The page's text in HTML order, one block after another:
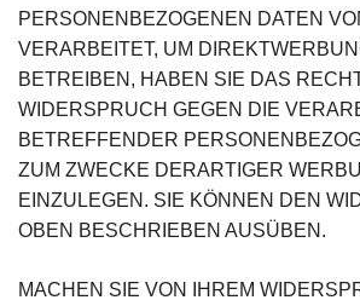
PERSONENBEZOGENEN DATEN
VERARBEITET, UM
BETREIBEN, HABEN SIE DAS
WIDERSPRUCH GEGEN DIE
BETREFFENDER
ZUM ZWECKE DERARTIGER
EINZULEGEN. SIE KÖNNEN DEN
OBEN BESCHRIEBEN AUSÜBEN.
MACHEN SIE VON IHREM